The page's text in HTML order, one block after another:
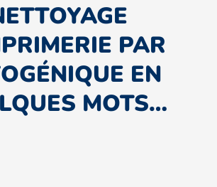
PAR
EN
MOTS…